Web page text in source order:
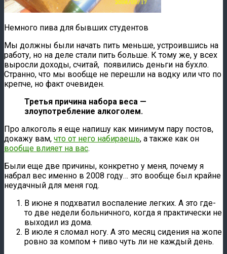
Немного пива для бывших студентов
Мы должны были начать пить меньше, устроившись на
работу, но на деле стали пить больше. К тому же, у всех
выросли доходы, считай, появились деньги на бухло.
Странно, что мы вообще не перешли на водку или что по
крепче, но факт очевиден.
Третья причина набора веса —
злоупотребление алкоголем.
Про алкоголь я еще напишу как минимум пару постов,
докажу вам, что от него набираешь, а также как он
вообще влияет на вас.
Были еще две причины, конкретно у меня, почему я
набрал вес именно в 2008 году… это вообще был крайне
неудачный для меня год.
В июне я подхватил воспаление легких. А это где-
то две недели больничного, когда я практически не
выходил из дома.
В июле я сломал ногу. А это месяц сидения на жопе
ровно за компом + пиво чуть ли не каждый день.